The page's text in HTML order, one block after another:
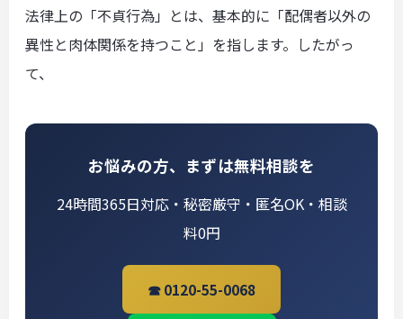
法律上の「不貞行為」とは、基本的に「配偶者以外の
異性と肉体関係を持つこと」を指します。したがっ
て、
お悩みの方、まずは無料相談を
24時間365日対応・秘密厳守・匿名OK・相談
料0円
☎ 0120-55-0068